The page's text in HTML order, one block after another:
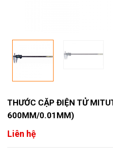
THƯỚC CẶP ĐIỆN TỬ
600MM/0.01MM)
Liên hệ